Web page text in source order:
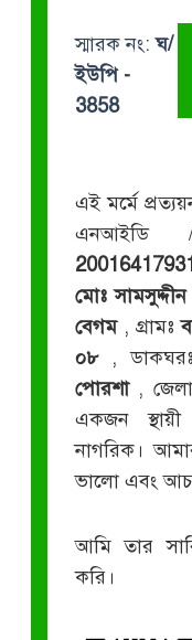
স্মারক নং:ঘ/
ইউপি -
3858
এই মর্মে
এনআইডি
মোঃ
বেগম , গ্রামঃ
০৮ ,
পোরশা ,
একজন স্থায়ী
নাগরিক।
ভালো এবং
আমি তার
করি।